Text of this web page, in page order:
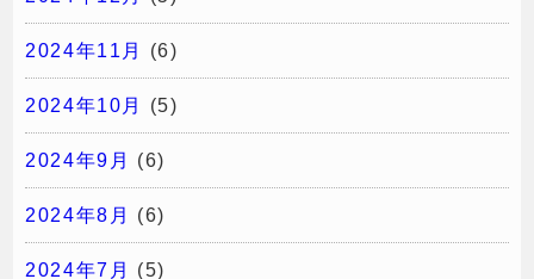
2024年11月 (6)
2024年10月 (5)
2024年9月 (6)
2024年8月 (6)
2024年7月 (5)